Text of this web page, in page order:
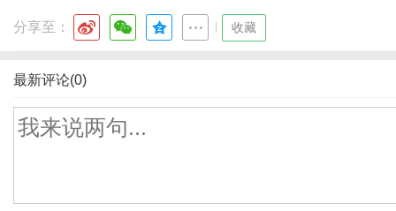
分享至： 收藏
最新评论(0)